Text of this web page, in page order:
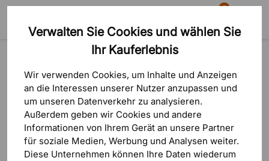
Verwalten Sie Cookies und wählen Sie
Ihr Kauferlebnis
Wir verwenden Cookies, um Inhalte und Anzeigen
an die Interessen unserer Nutzer anzupassen und
um unseren Datenverkehr zu analysieren.
Außerdem geben wir Cookies und andere
Informationen von Ihrem Gerät an unsere Partner
für soziale Medien, Werbung und Analysen weiter.
Diese Unternehmen können Ihre Daten wiederum
Suche
0
Warenkorb
Couchtische & Beistelltische